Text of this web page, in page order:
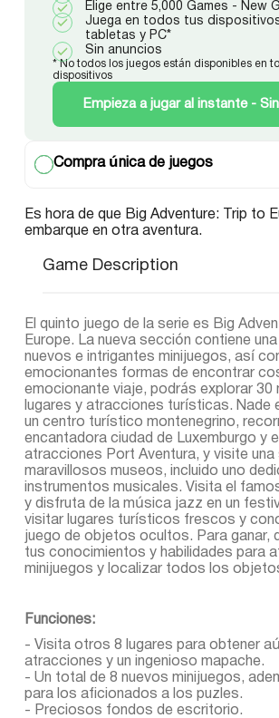
Elige entre 5,000 Games - New
Juega en todos tus
tabletas y PC*
Sin anuncios
* No todos los juegos están disponibles en
dispositivos
Empieza a jugar al instante -
Compra única de juegos
Es hora de que Big Adventure: Trip to
embarque en otra aventura.
Game Description
El quinto juego de la serie es Big
Europe. La nueva sección contiene
nuevos e intrigantes minijuegos, así
emocionantes formas de encontrar
emocionante viaje, podrás explorar 30
lugares y atracciones turísticas. Nade
un centro turístico montenegrino,
encantadora ciudad de Luxemburgo y
atracciones Port Aventura, y visite una
maravillosos museos, incluido uno
instrumentos musicales. Visita el
y disfruta de la música jazz en un
visitar lugares turísticos frescos y
juego de objetos ocultos. Para ganar,
tus conocimientos y habilidades para
minijuegos y localizar todos los
Funciones:
- Visita otros 8 lugares para obtener
atracciones y un ingenioso mapache.
- Un total de 8 nuevos minijuegos,
para los aficionados a los puzles.
- Preciosos fondos de escritorio.